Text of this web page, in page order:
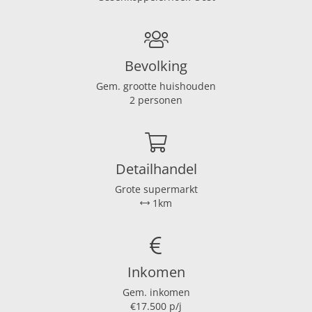
212 m²
398 m³
1 m²
Combi
Gas
Vloerisolatie, glasisolatie
Bevolking
Gem. grootte huishouden
2 personen
Detailhandel
Grote supermarkt
1km
Inkomen
Gem. inkomen
€17.500 p/j